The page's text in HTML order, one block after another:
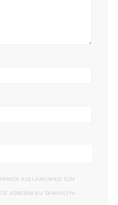
KULLANILMASI IÇIN
ADRESIM BU TARAYICIYA